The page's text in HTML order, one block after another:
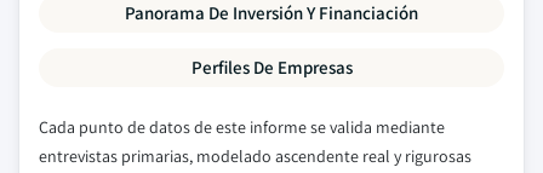
Panorama De Inversión Y Financiación
Perfiles De Empresas
Cada punto de datos de este informe se valida mediante
entrevistas primarias, modelado ascendente real y rigurosas